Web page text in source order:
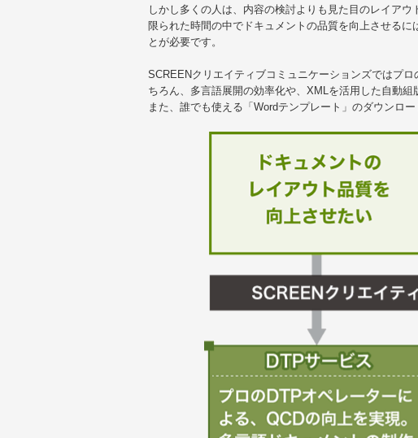
しかし多くの人は、内容の検討よりも見た目のレイア
限られた時間の中でドキュメントの品質を向上させる
とが必要です。
SCREENクリエイティブコミュニケーションズではプ
ちろん、多言語展開の効率化や、XMLを活用した自動
また、誰でも使える「Wordテンプレート」のダウンロ